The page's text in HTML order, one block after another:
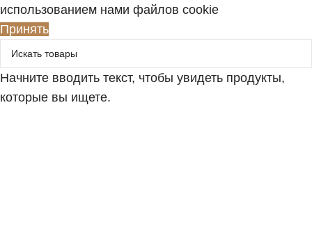
использованием нами файлов cookie
Принять
Начните вводить текст, чтобы увидеть продукты,
которые вы ищете.